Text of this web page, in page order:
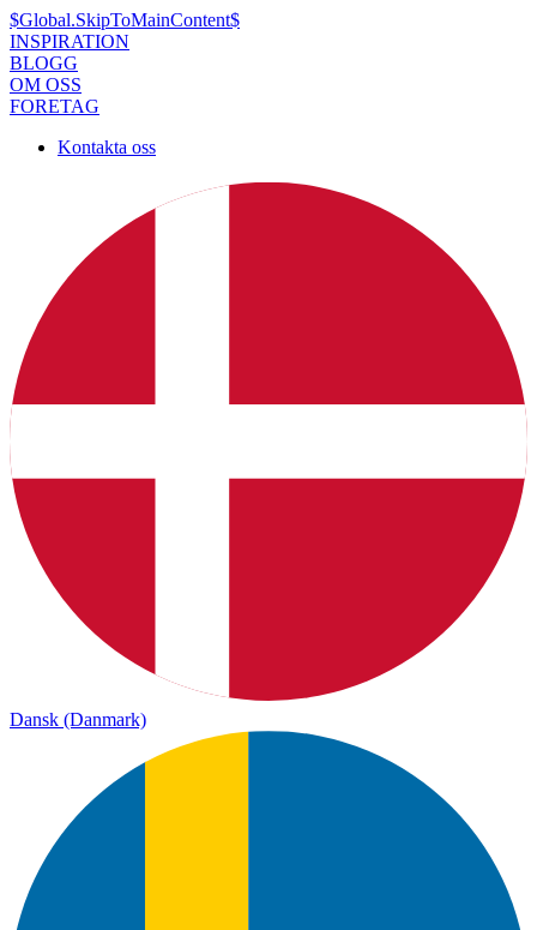
$Global.SkipToMainContent$
INSPIRATION
BLOGG
OM OSS
FORETAG
Kontakta oss
Dansk (Danmark)